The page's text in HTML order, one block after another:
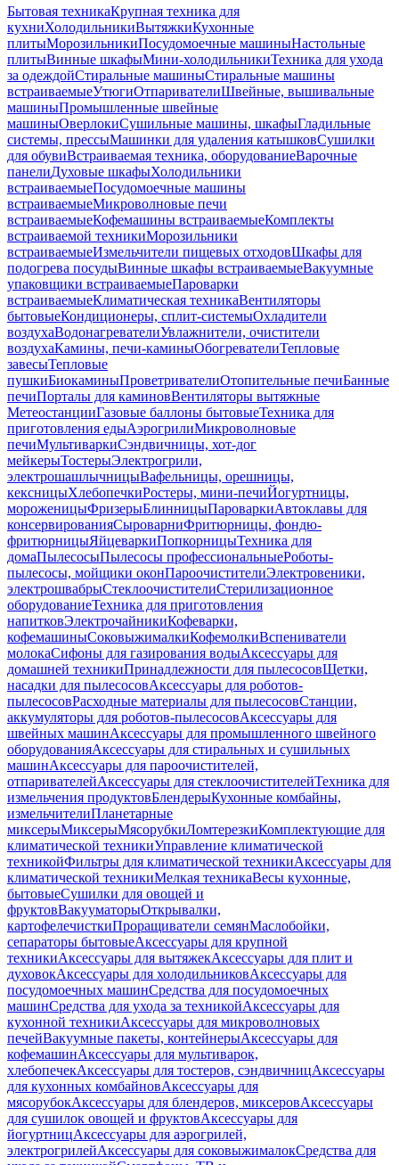
Бытовая техникаКрупная техника для
кухниХолодильникиВытяжкиКухонные
плитыМорозильникиПосудомоечные машиныНастольные
плитыВинные шкафыМини-холодильникиТехника для ухода
за одеждойСтиральные машиныСтиральные машины
встраиваемыеУтюгиОтпаривателиШвейные, вышивальные
машиныПромышленные швейные
машиныОверлокиСушильные машины, шкафыГладильные
системы, прессыМашинки для удаления катышковСушилки
для обувиВстраиваемая техника, оборудованиеВарочные
панелиДуховые шкафыХолодильники
встраиваемыеПосудомоечные машины
встраиваемыеМикроволновые печи
встраиваемыеКофемашины встраиваемыеКомплекты
встраиваемой техникиМорозильники
встраиваемыеИзмельчители пищевых отходовШкафы для
подогрева посудыВинные шкафы встраиваемыеВакуумные
упаковщики встраиваемыеПароварки
встраиваемыеКлиматическая техникаВентиляторы
бытовыеКондиционеры, сплит-системыОхладители
воздухаВодонагревателиУвлажнители, очистители
воздухаКамины, печи-каминыОбогревателиТепловые
завесыТепловые
пушкиБиокаминыПроветривателиОтопительные печиБанные
печиПорталы для каминовВентиляторы вытяжные
МетеостанцииГазовые баллоны бытовыеТехника для
приготовления едыАэрогрилиМикроволновые
печиМультиваркиСэндвичницы, хот-дог
мейкерыТостерыЭлектрогрили,
электрошашлычницыВафельницы, орешницы,
кексницыХлебопечкиРостеры, мини-печиЙогуртницы,
мороженицыФризерыБлинницыПароваркиАвтоклавы для
консервированияСыроварниФритюрницы, фондю-
фритюрницыЯйцеваркиПопкорницыТехника для
домаПылесосыПылесосы профессиональныеРоботы-
пылесосы, мойщики оконПароочистителиЭлектровеники,
электрошвабрыСтеклоочистителиСтерилизационное
оборудованиеТехника для приготовления
напитковЭлектрочайникиКофеварки,
кофемашиныСоковыжималкиКофемолкиВспениватели
молокаСифоны для газирования водыАксессуары для
домашней техникиПринадлежности для пылесосовЩетки,
насадки для пылесосовАксессуары для роботов-
пылесосовРасходные материалы для пылесосовСтанции,
аккумуляторы для роботов-пылесосовАксессуары для
швейных машинАксессуары для промышленного швейного
оборудованияАксессуары для стиральных и сушильных
машинАксессуары для пароочистителей,
отпаривателейАксессуары для стеклоочистителейТехника для
измельчения продуктовБлендерыКухонные комбайны,
измельчителиПланетарные
миксерыМиксерыМясорубкиЛомтерезкиКомплектующие для
климатической техникиУправление климатической
техникойФильтры для климатической техникиАксессуары для
климатической техникиМелкая техникаВесы кухонные,
бытовыеСушилки для овощей и
фруктовВакууматорыОткрывалки,
картофелечисткиПроращиватели семянМаслобойки,
сепараторы бытовыеАксессуары для крупной
техникиАксессуары для вытяжекАксессуары для плит и
духовокАксессуары для холодильниковАксессуары для
посудомоечных машинСредства для посудомоечных
машинСредства для ухода за техникойАксессуары для
кухонной техникиАксессуары для микроволновых
печейВакуумные пакеты, контейнерыАксессуары для
кофемашинАксессуары для мультиварок,
хлебопечекАксессуары для тостеров, сэндвичницАксессуары
для кухонных комбайновАксессуары для
мясорубокАксессуары для блендеров, миксеровАксессуары
для сушилок овощей и фруктовАксессуары для
йогуртницАксессуары для аэрогрилей,
электрогрилейАксессуары для соковыжималокСредства для